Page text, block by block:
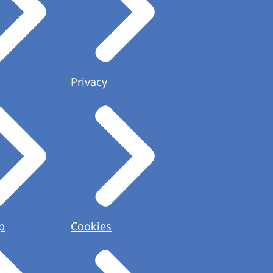
Privacy
Cookies